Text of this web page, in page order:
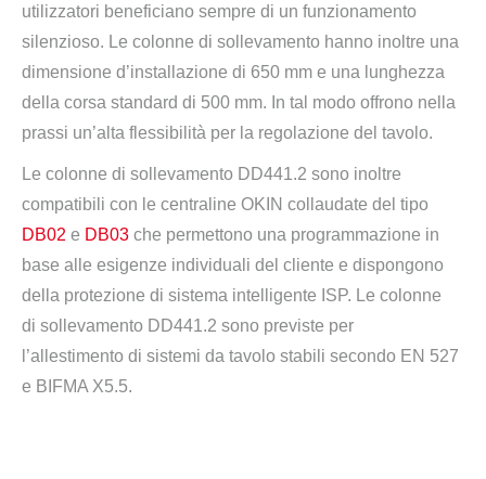
utilizzatori beneficiano sempre di un funzionamento
silenzioso. Le colonne di sollevamento hanno inoltre una
dimensione d’installazione di 650 mm e una lunghezza
della corsa standard di 500 mm. In tal modo offrono nella
prassi un’alta flessibilità per la regolazione del tavolo.
Le colonne di sollevamento DD441.2 sono inoltre
compatibili con le centraline OKIN collaudate del tipo
DB02 e DB03 che permettono una programmazione in
base alle esigenze individuali del cliente e dispongono
della protezione di sistema intelligente ISP. Le colonne
di sollevamento DD441.2 sono previste per
l’allestimento di sistemi da tavolo stabili secondo EN 527
e BIFMA X5.5.